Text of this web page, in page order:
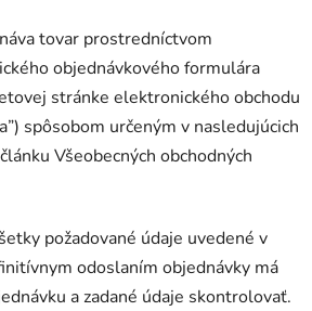
tovar prostredníctvom
objednávkového formulára
stránke elektronického obchodu
spôsobom určeným v nasledujúcich
Všeobecných obchodných
požadované údaje uvedené v
odoslaním objednávky má
a zadané údaje skontrolovať.